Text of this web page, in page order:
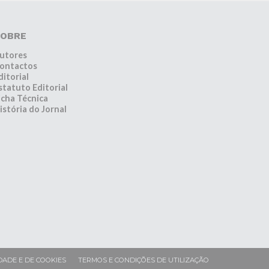
Editorial
Técnica
do Jornal
E DE COOKIES TERMOS E CONDIÇÕES DE UTILIZAÇÃO